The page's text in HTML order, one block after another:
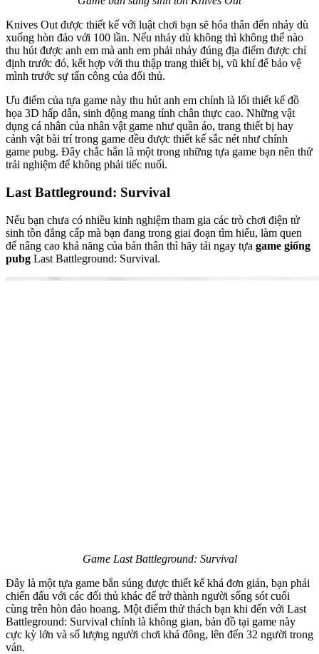
Knives Out được thiết kế với luật chơi bạn sẽ hóa thân đển nhảy dù
xuống hòn đảo với 100 lần. Nếu nhảy dù không thì không thể nào
thu hút được anh em mà anh em phải nhảy đúng địa điểm được chỉ
định trước đó, kết hợp với thu thập trang thiết bị, vũ khí để bảo vệ
mình trước sự tấn công của đối thủ.
Ưu điểm của tựa game này thu hút anh em chính là lối thiết kế đồ
họa 3D hấp dẫn, sinh động mang tính chân thực cao. Những vật
dụng cá nhân của nhân vật game như quần áo, trang thiết bị hay
cảnh vật bài trí trong game đều được thiết kế sắc nét như chính
game pubg. Đây chắc hẳn là một trong những tựa game bạn nên thử
trải nghiệm để không phải tiếc nuối.
Last Battleground: Survival
Nếu bạn chưa có nhiều kinh nghiệm tham gia các trò chơi điện tử
sinh tồn đẳng cấp mà bạn đang trong giai đoạn tìm hiểu, làm quen
để nâng cao khả năng của bản thân thì hãy tải ngay tựa game giống
pubg Last Battleground: Survival.
Game Last Battleground: Survival
Đây là một tựa game bắn súng được thiết kế khá đơn giản, bạn phải
chiến đấu với các đối thủ khác để trở thành người sống sót cuối
cùng trên hòn đảo hoang. Một điểm thử thách bạn khi đến với Last
Battleground: Survival chính là không gian, bản đồ tại game này
cực kỳ lớn và số lượng người chơi khá đông, lên đến 32 người trong
ván.